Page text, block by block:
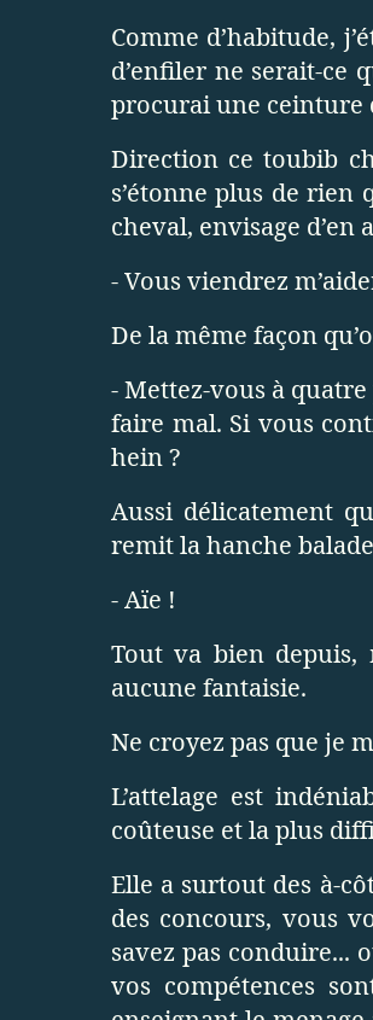
Comme d’habitude,
d’enfiler ne serait-ce
procurai une ceinture
Direction ce toubib
s’étonne plus de
cheval, envisage d’en
- Vous viendrez
De la même façon
- Mettez-vous à
faire mal. Si vous
hein ?
Aussi délicatement
remit la hanche
- Aïe !
Tout va bien depuis,
aucune fantaisie.
Ne croyez pas que je
L’attelage est
coûteuse et la plus
Elle a surtout des à-
des concours, vous
savez pas conduire...
vos compétences